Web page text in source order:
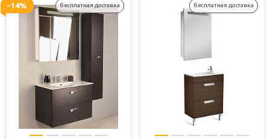
-14% бесплатная доставка бесплатная доставка